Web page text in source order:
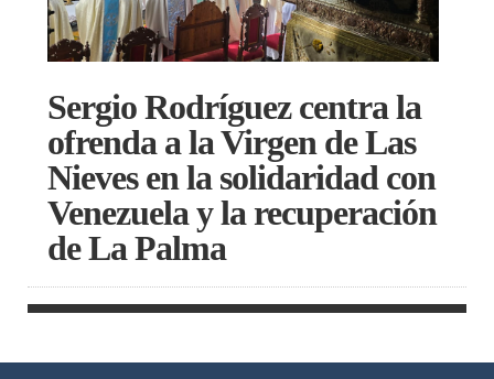
Sergio Rodríguez centra la
ofrenda a la Virgen de Las
Nieves en la solidaridad con
Venezuela y la recuperación
de La Palma